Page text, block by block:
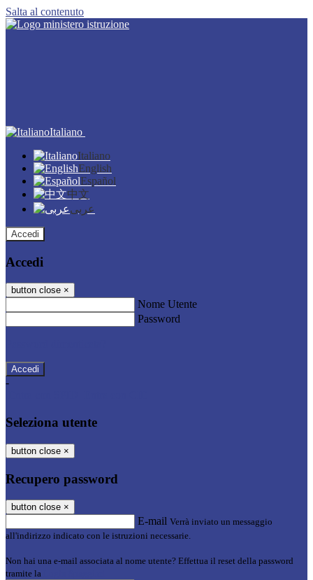
Salta al contenuto
Italiano
Italiano
English
Español
中文
عربى
Accedi
Accedi
button close ×
Nome Utente
Password
-
Seleziona utente
button close ×
Recupero password
button close ×
E-mail Verrà inviato un messaggio
all'indirizzo indicato con le istruzioni necessarie.
Non hai una e-mail associata al nome utente? Effettua il reset della password
tramite la